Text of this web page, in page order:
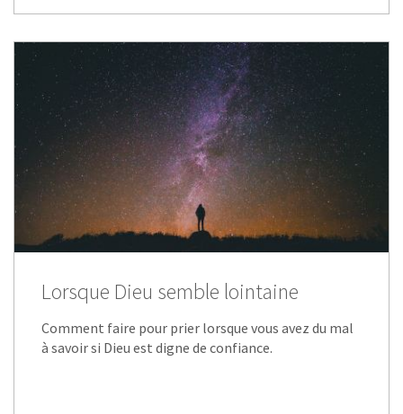
Lorsque Dieu semble lointaine
Comment faire pour prier lorsque vous avez du mal
à savoir si Dieu est digne de confiance.